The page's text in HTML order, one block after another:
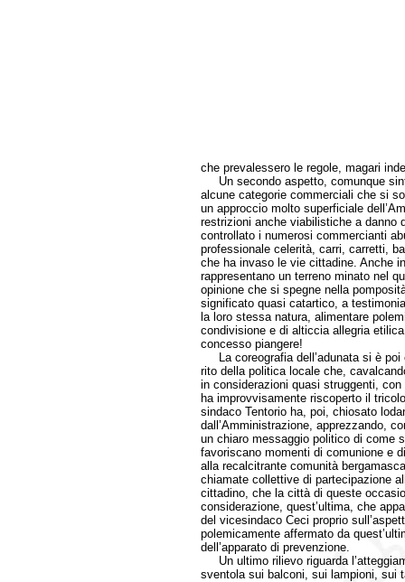
che prevalessero le regole, magari
Un secondo aspetto, comunque
alcune categorie commerciali che si
un approccio molto superficiale
restrizioni anche viabilistiche a danno
controllato i numerosi commercianti
professionale celerità, carri, carretti,
che ha invaso le vie cittadine. Anche
rappresentano un terreno minato nel
opinione che si spegne nella
significato quasi catartico, a
la loro stessa natura, alimentare
condivisione e di alticcia allegria
concesso piangere!
La coreografia dell’adunata si è poi
rito della politica locale che,
in considerazioni quasi struggenti,
ha improvvisamente riscoperto il
sindaco Tentorio ha, poi, chiosato
dall’Amministrazione, apprezzando,
un chiaro messaggio politico di come
favoriscano momenti di comunione e
alla recalcitrante comunità
chiamate collettive di partecipazione
cittadino, che la città di queste
considerazione, quest’ultima, che
del vicesindaco Ceci proprio
polemicamente affermato da
dell’apparato di prevenzione.
Un ultimo rilievo riguarda
sventola sui balconi, sui lampioni, sui